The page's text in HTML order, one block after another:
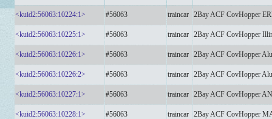
<kuid2:56063:10224:1> #56063 traincar 2Bay ACF CovHopper
<kuid2:56063:10225:1> #56063 traincar 2Bay ACF CovHopper
<kuid2:56063:10226:1> #56063 traincar 2Bay ACF CovHopper
<kuid2:56063:10226:2> #56063 traincar 2Bay ACF CovHopper
<kuid2:56063:10227:1> #56063 traincar 2Bay ACF CovHopper
<kuid2:56063:10228:1> #56063 traincar 2Bay ACF CovHopper